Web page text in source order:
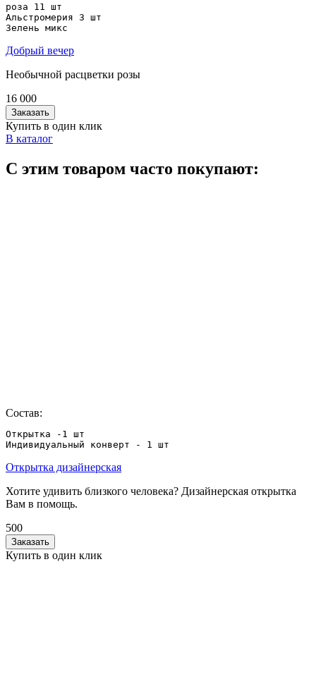
роза 11 шт
Альстромерия 3 шт
Зелень микс
Добрый вечер
Необычной расцветки розы
16 000
Заказать
Купить в один клик
В каталог
С этим товаром часто покупают:
Состав:
Открытка -1 шт
Индивидуальный конверт - 1 шт
Открытка дизайнерская
Хотите удивить близкого человека? Дизайнерская открытка
Вам в помощь.
500
Заказать
Купить в один клик